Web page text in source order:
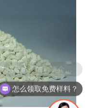
怎么领取免费样料？
你们是奇美的合资企业吗